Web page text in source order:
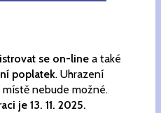
se on-line a také
poplatek. Uhrazení
nebude možné.
je 13. 11. 2025.